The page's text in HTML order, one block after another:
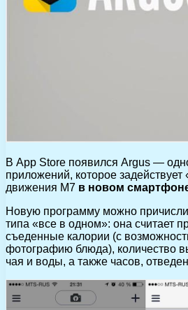
В App Store появился Argus —
приложений, которое задействует
движения M7 в новом
Новую программу можно
типа «все в одном»: она считает
съеденные калории (с
фотографию блюда), количество
чая и воды, а также часов,